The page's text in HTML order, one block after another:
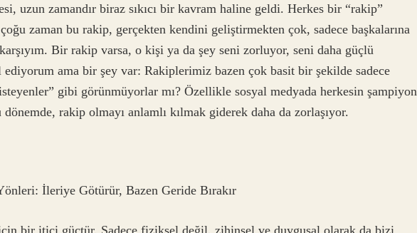
uzun zamandır biraz sıkıcı bir kavram haline geldi. Herkes bir “rakip”
zaman bu rakip, gerçekten kendini geliştirmekten çok, sadece başkalarına
Bir rakip varsa, o kişi ya da şey seni zorluyor, seni daha güçlü
ediyorum ama bir şey var: Rakiplerimiz bazen çok basit bir şekilde sadece
gibi görünmüyorlar mı? Özellikle sosyal medyada herkesin şampiyon
rakip olmayı anlamlı kılmak giderek daha da zorlaşıyor.
İleriye Götürür, Bazen Geride Bırakır
bir itici güçtür. Sadece fiziksel değil, zihinsel ve duygusal olarak da bizi